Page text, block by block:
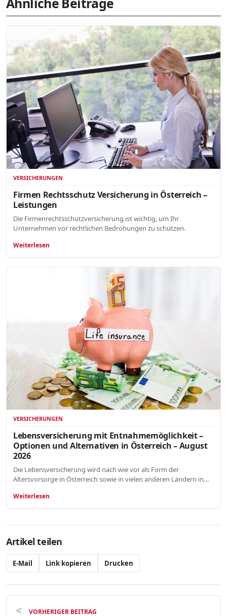
VERSICHERUNGEN
Firmen Rechtsschutz Versicherung in Österreich –
Leistungen
Die Firmenrechtsschutzversicherung ist wichtig, um Ihr
Unternehmen vor rechtlichen Bedrohungen zu schützen.
Weiterlesen
VERSICHERUNGEN
Lebensversicherung mit Entnahmemöglichkeit –
Optionen und Alternativen in Österreich – August
2026
Die Lebensversicherung wird nach wie vor als Form der
Altersvorsorge in Österreich sowie in vielen anderen Ländern in…
Weiterlesen
Artikel teilen
E-Mail Link kopieren Drucken
VORHERIGER BEITRAG